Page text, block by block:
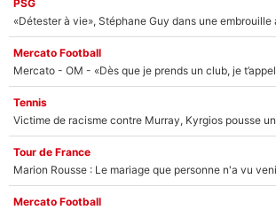
PSG
«Détester à vie», Stéphane Guy dans une embrouille
Mercato Football
Tennis
Tour de France
Marion Rousse : Le mariage que personne n'a vu
Mercato Football